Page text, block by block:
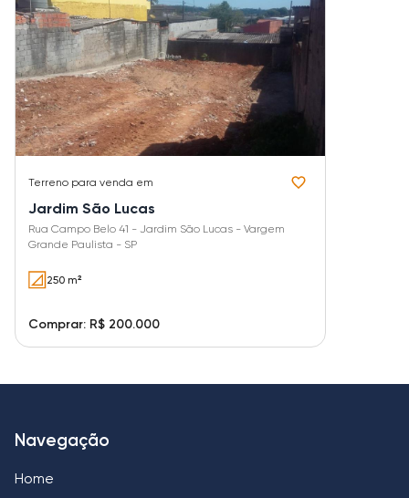
Terreno para venda em
Jardim São Lucas
Rua Campo Belo 41 - Jardim São Lucas - Vargem
Grande Paulista - SP
250 m²
Comprar: R$ 200.000
Navegação
Home